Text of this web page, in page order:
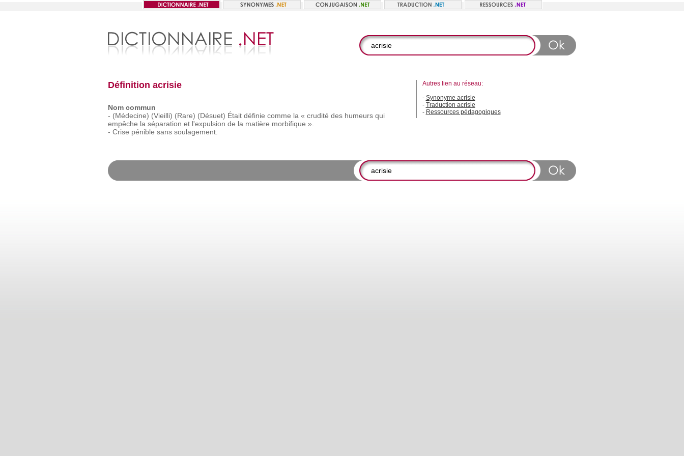
Définition acrisie
Nom commun
- (Médecine) (Vieilli) (Rare) (Désuet) Était définie comme la « crudité des humeurs qui
empêche la séparation et l'expulsion de la matière morbifique ».
- Crise pénible sans soulagement.
Autres lien au réseau:
- Synonyme acrisie
- Traduction acrisie
- Ressources pédagogiques